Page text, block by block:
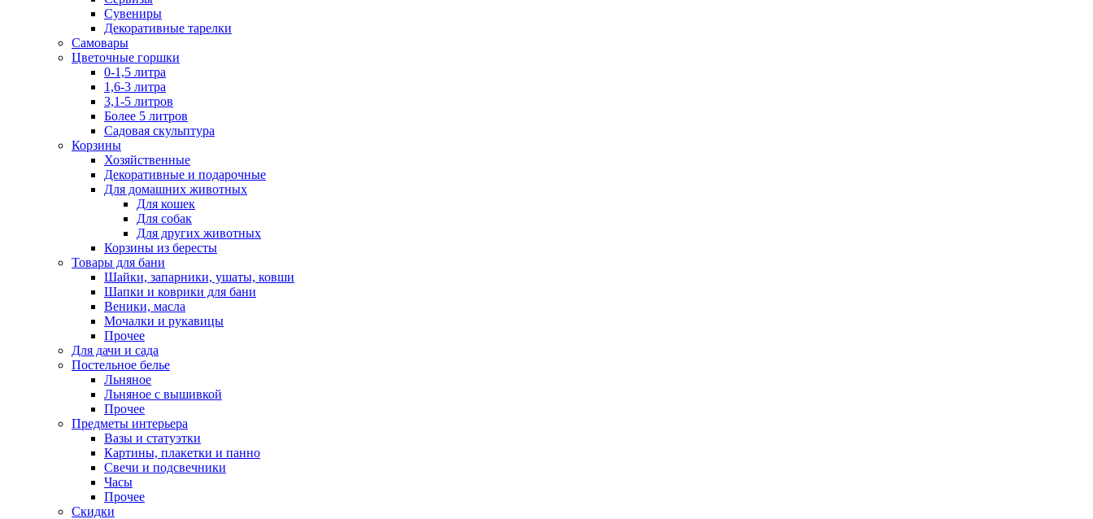
Сувениры
Декоративные тарелки
Самовары
Цветочные горшки
0-1,5 литра
1,6-3 литра
3,1-5 литров
Более 5 литров
Садовая скульптура
Корзины
Хозяйственные
Декоративные и подарочные
Для домашних животных
Для кошек
Для собак
Для других животных
Корзины из бересты
Товары для бани
Шайки, запарники, ушаты, ковши
Шапки и коврики для бани
Веники, масла
Мочалки и рукавицы
Прочее
Для дачи и сада
Постельное белье
Льняное
Льняное с вышивкой
Прочее
Предметы интерьера
Вазы и статуэтки
Картины, плакетки и панно
Свечи и подсвечники
Часы
Прочее
Скидки